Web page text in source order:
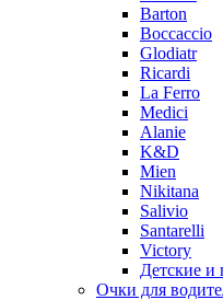
Barton
Boccaccio
Glodiatr
Ricardi
La Ferro
Medici
Alanie
K&D
Mien
Nikitana
Salivio
Santarelli
Victory
Детские и
Очки для